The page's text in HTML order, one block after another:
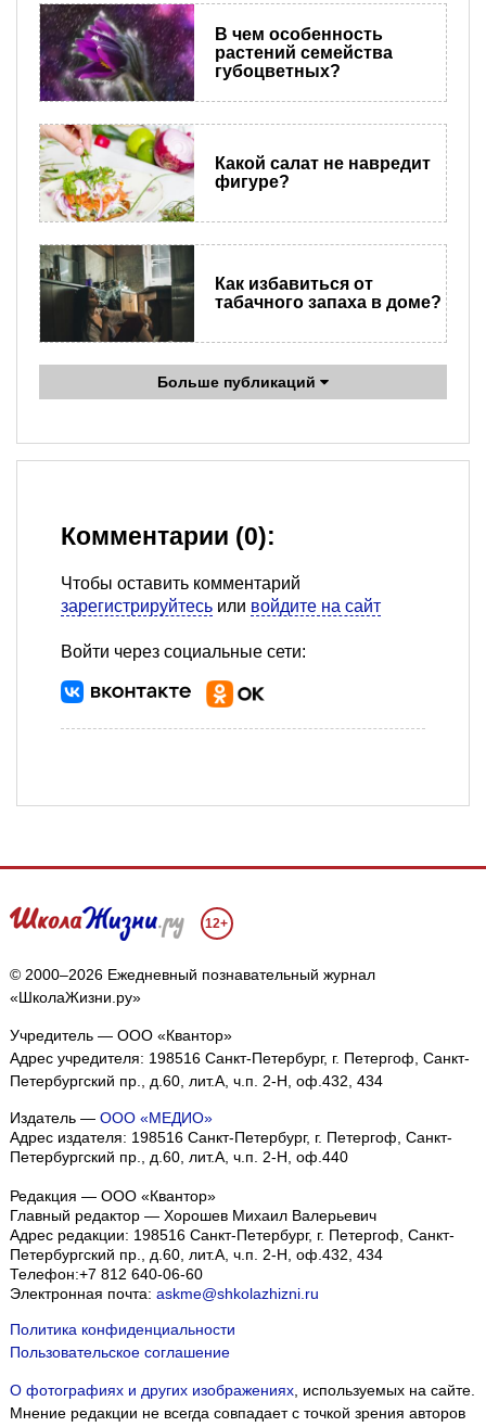
В чем особенность
растений семейства
губоцветных?
Какой салат не навредит
фигуре?
Как избавиться от
табачного запаха в доме?
Больше публикаций
Комментарии (0):
Чтобы оставить комментарий
зарегистрируйтесь или войдите на сайт
Войти через социальные сети:
12+
© 2000–2026 Ежедневный познавательный журнал
«ШколаЖизни.ру»
Учредитель — ООО «Квантор»
Адрес учредителя: 198516 Санкт-Петербург, г. Петергоф, Санкт-
Петербургский пр., д.60, лит.А, ч.п. 2-Н, оф.432, 434
Издатель — ООО «МЕДИО»
Адрес издателя: 198516 Санкт-Петербург, г. Петергоф, Санкт-
Петербургский пр., д.60, лит.А, ч.п. 2-Н, оф.440
Редакция — ООО «Квантор»
Главный редактор — Хорошев Михаил Валерьевич
Адрес редакции: 198516 Санкт-Петербург, г. Петергоф Санкт-
Петербургский пр., д.60, лит.А, ч.п. 2-Н, оф.432, 434
Телефон:+7 812 640-06-60
Электронная почта: askme@shkolazhizni.ru
Политика конфиденциальности
Пользовательское соглашение
О фотографиях и других изображениях, используемых на сайте.
Мнение редакции не всегда совпадает с точкой зрения авторов